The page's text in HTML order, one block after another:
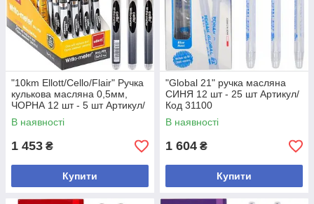
"10km Ellott/Cello/Flair" Ручка
кулькова масляна 0,5мм,
ЧОРНА 12 шт - 5 шт Артикул/
Код 562
В наявності
1 453 ₴
Купити
"Global 21" ручка масляна
СИНЯ 12 шт - 25 шт Артикул/
Код 31100
В наявності
1 604 ₴
Купити